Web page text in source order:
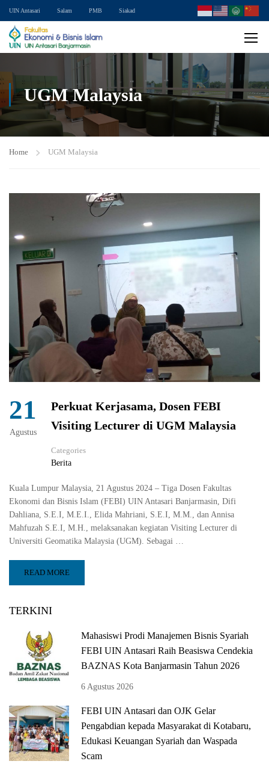
UIN Antasari Salam PMB Siakad
UGM Malaysia
Home UGM Malaysia
21
Agustus
Perkuat Kerjasama, Dosen FEBI
Visiting Lecturer di UGM Malaysia
Categories
Berita
Kuala Lumpur Malaysia, 21 Agustus 2024 – Tiga Dosen Fakultas
Ekonomi dan Bisnis Islam (FEBI) UIN Antasari Banjarmasin, Difi
Dahliana, S.E.I, M.E.I., Elida Mahriani, S.E.I, M.M., dan Annisa
Mahfuzah S.E.I, M.H., melaksanakan kegiatan Visiting Lecturer di
Universiti Geomatika Malaysia (UGM). Sebagai …
READ MORE
TERKINI
Mahasiswi Prodi Manajemen Bisnis Syariah
FEBI UIN Antasari Raih Beasiswa Cendekia
BAZNAS Kota Banjarmasin Tahun 2026
6 Agustus 2026
FEBI UIN Antasari dan OJK Gelar
Pengabdian kepada Masyarakat di Kotabaru,
Edukasi Keuangan Syariah dan Waspada
Scam